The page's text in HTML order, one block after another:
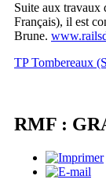
Suite aux travaux
Français), il est
Brune.
TP Tombereaux
RMF :